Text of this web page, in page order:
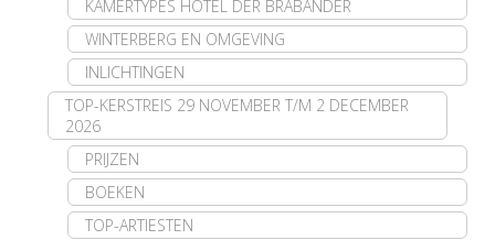
KAMERTYPES HOTEL DER BRABANDER
WINTERBERG EN OMGEVING
INLICHTINGEN
TOP-KERSTREIS 29 NOVEMBER T/M 2 DECEMBER
2026
PRIJZEN
BOEKEN
TOP-ARTIESTEN